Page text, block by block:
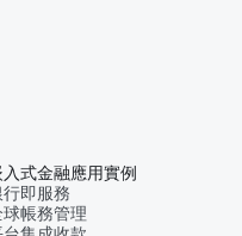
式金融應用實例
即服務
帳務管理